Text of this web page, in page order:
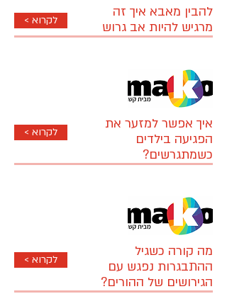
< לקרוא
להבין מאבא איך זה
מרגיש להיות אב גרוש
< לקרוא
איך אפשר למזער את
הפגיעה בילדים
כשמתגרשים?
< לקרוא
מה קורה כשגיל
ההתבגרות נפגש עם
הגירושים של ההורים?